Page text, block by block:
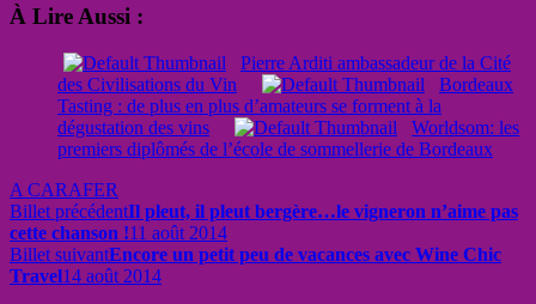
À Lire Aussi :
Pierre Arditi ambassadeur de la Cité
des Civilisations du Vin
Bordeaux
Tasting : de plus en plus d’amateurs se forment à la
dégustation des vins
Worldsom: les
premiers diplômés de l’école de sommellerie de Bordeaux
A CARAFER
Billet précédentIl pleut, il pleut bergère…le vigneron n’aime pas
cette chanson !11 août 2014
Billet suivantEncore un petit peu de vacances avec Wine Chic
Travel14 août 2014